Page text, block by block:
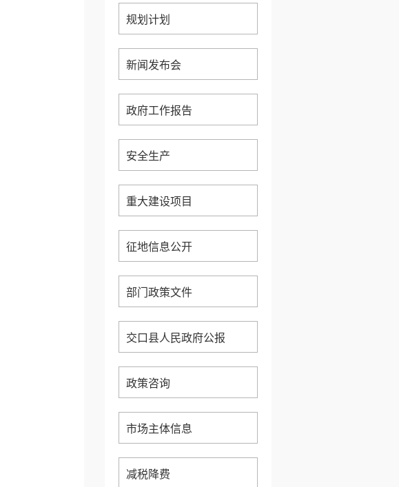
规划计划
新闻发布会
政府工作报告
安全生产
重大建设项目
征地信息公开
部门政策文件
交口县人民政府公报
政策咨询
市场主体信息
减税降费